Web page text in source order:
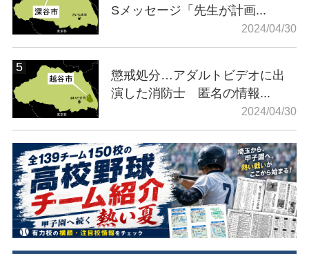
Sメッセージ「先生が計画...
2024/04/30
懲戒処分…アダルトビデオに出
演した消防士 匿名の情報...
2024/04/30